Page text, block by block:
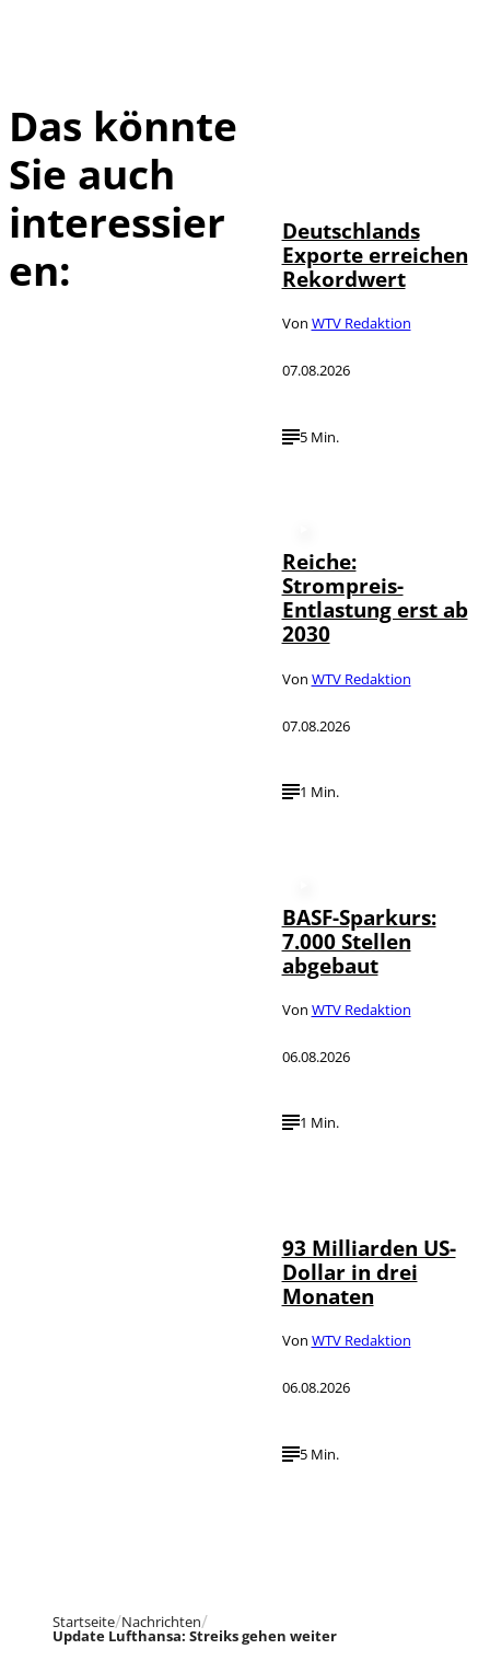
Das könnte
Sie auch
interessier
en:
Deutschlands
Exporte erreichen
Rekordwert
Von WTV Redaktion
07.08.2026
5 Min.
Reiche:
Strompreis-
Entlastung erst ab
2030
Von WTV Redaktion
07.08.2026
1 Min.
BASF-Sparkurs:
7.000 Stellen
abgebaut
Von WTV Redaktion
06.08.2026
1 Min.
93 Milliarden US-
Dollar in drei
Monaten
Von WTV Redaktion
06.08.2026
5 Min.
Startseite Nachrichten
Update Lufthansa: Streiks gehen weiter